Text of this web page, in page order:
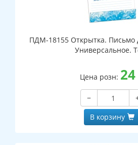
ПДМ-18155 Открытка. Письмо
Универсальное.
Цена розн: 24
−
В корзину